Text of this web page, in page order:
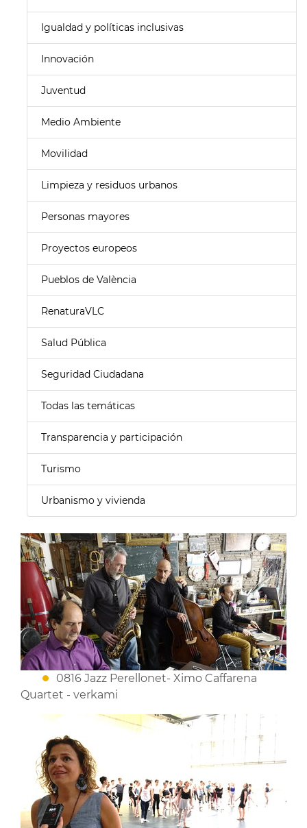
Igualdad y políticas inclusivas
Innovación
Juventud
Medio Ambiente
Movilidad
Limpieza y residuos urbanos
Personas mayores
Proyectos europeos
Pueblos de València
RenaturaVLC
Salud Pública
Seguridad Ciudadana
Todas las temáticas
Transparencia y participación
Turismo
Urbanismo y vivienda
0816 Jazz Perellonet- Ximo Caffarena
Quartet - verkami